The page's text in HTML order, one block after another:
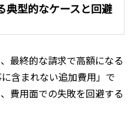
典型的なケースと回避
最終的な請求で高額になる
含まれない追加費用」で
費用面での失敗を回避する